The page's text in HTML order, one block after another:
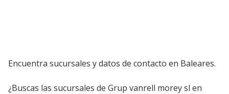
Encuentra sucursales y datos de contacto en Baleares.
¿Buscas las sucursales de Grup vanrell morey sl en